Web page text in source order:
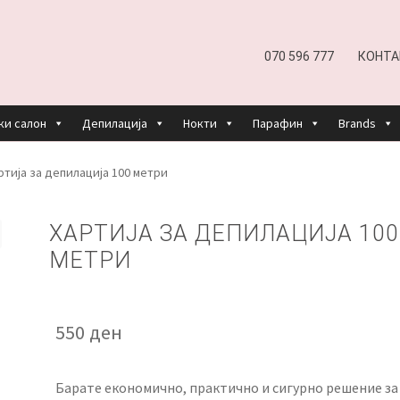
070 596 777
салон Депилација Нокти Парафин Brands
AND RETURNS POLICY
ЗА НАСПРОИЗВОДИ
за депилација 100 метри
ХАРТИЈА ЗА ДЕПИЛАЦИЈА 100
МЕТРИ
550 ден
Барате економично, практично и сигурно решение за